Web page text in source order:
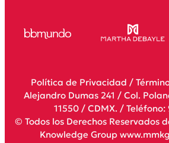
Política de Privacidad /
Alejandro Dumas 241 / Col.
11550 / CDMX. / Teléfono:
© Todos los Derechos Reservados
Knowledge Group